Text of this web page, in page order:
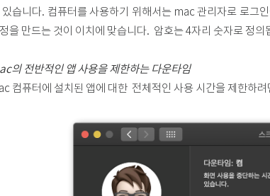
있습니다. 컴퓨터를 사용하기 위해서는 mac 관리자로 로그
을 만드는 것이 이치에 맞습니다. 암호는 4자리 숫자로 정의
의 전반적인 앱 사용을 제한하는 다운타임
컴퓨터에 설치된 앱에 대한 전체적인 사용 시간을 제한하